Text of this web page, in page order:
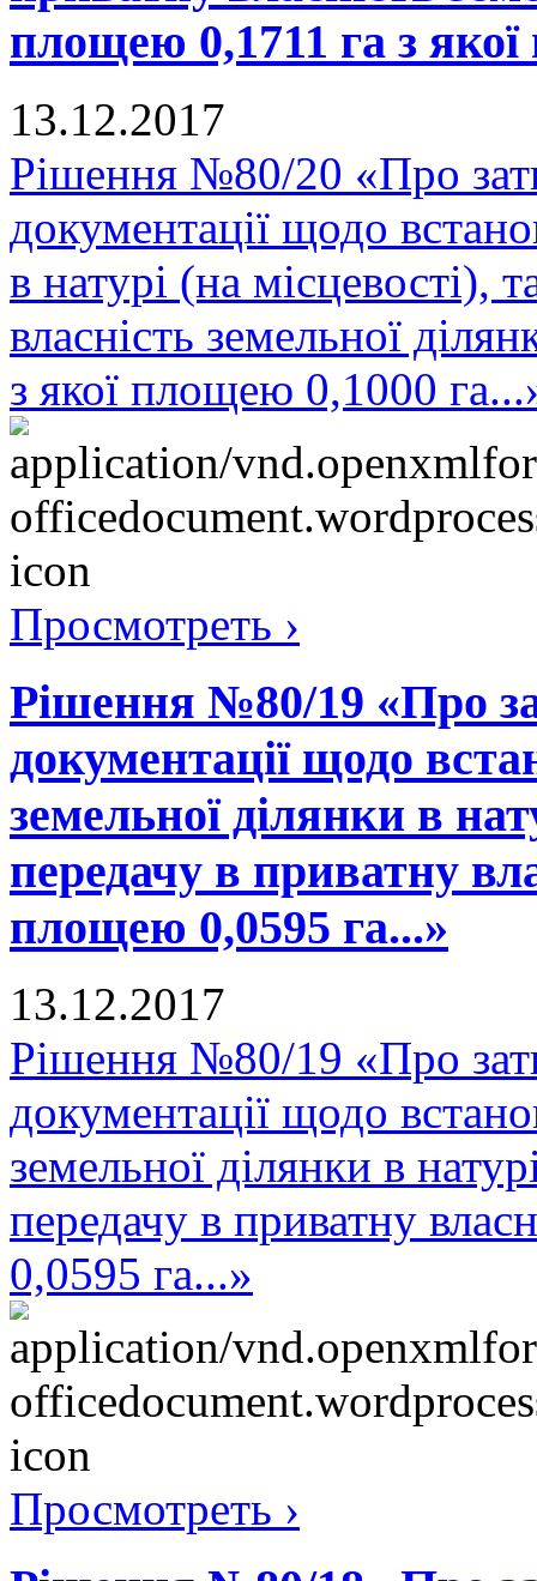
площею 0,1711 га з
13.12.2017
Рішення №80/20 «Про
документації щодо
в натурі (на місцевості),
власність земельної
з якої площею 0,1000
Просмотреть ›
Рішення №80/19 «Про
документації щодо
земельної ділянки в
передачу в приватну
площею 0,0595 га...»
13.12.2017
Рішення №80/19 «Про
документації щодо
земельної ділянки в
передачу в приватну
0,0595 га...»
Просмотреть ›